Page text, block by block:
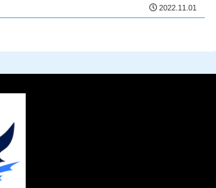
2022.11.01